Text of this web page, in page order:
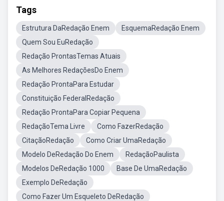
Tags
Estrutura DaRedação Enem
EsquemaRedação Enem
Quem Sou EuRedação
Redação ProntasTemas Atuais
As Melhores RedaçõesDo Enem
Redação ProntaPara Estudar
Constituição FederalRedação
Redação ProntaPara Copiar Pequena
RedaçãoTema Livre
Como FazerRedação
CitaçãoRedação
Como Criar UmaRedação
Modelo DeRedação Do Enem
RedaçãoPaulista
Modelos DeRedação 1000
Base De UmaRedação
Exemplo DeRedação
Como Fazer Um Esqueleto DeRedação